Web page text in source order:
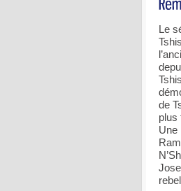
Le
de
plus
Une